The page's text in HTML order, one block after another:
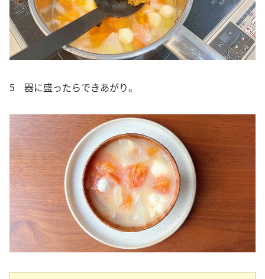
5 器に盛ったらできあがり。